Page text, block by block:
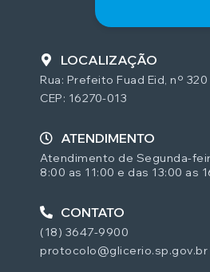
LOCALIZAÇÃO
Rua: Prefeito Fuad Eid, nº
CEP: 16270-013
CONTATO
(18) 3647-9900
protocolo@glicerio.sp.gov.br
ATENDIMENTO
Atendimento de Segunda-
8:00 as 11:00 e das 13:00 as